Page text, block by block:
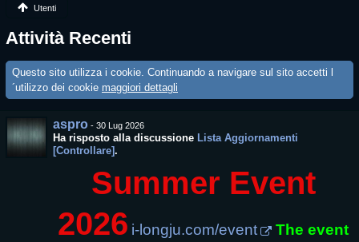
Utenti
Attività Recenti
Questo sito utilizza i cookie. Continuando a navigare sul sito accetti l
´utilizzo dei cookie maggiori dettagli
aspro - 30 Lug 2026
Ha risposto alla discussione Lista Aggiornamenti
[Controllare].
Summer Event
2026 i-longju.com/event
The event